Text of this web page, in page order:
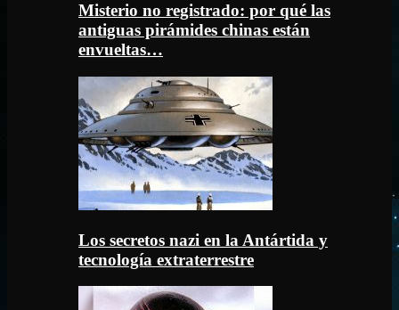
Misterio no registrado: por qué las
antiguas pirámides chinas están
envueltas…
Los secretos nazi en la Antártida y
tecnología extraterrestre